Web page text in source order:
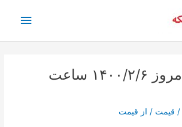
اصلی
قیمت سکه امروز ۱۴۰۰/۲/۶ ساعت
/ قیمت / از قیمت